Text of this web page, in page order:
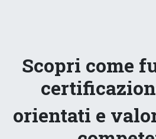
Scopri come
orientati e